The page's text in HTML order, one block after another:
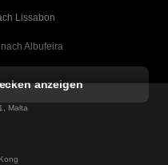
Lissabon
Albufeira
nach Lagos
Madrid
anzeigen
Malta